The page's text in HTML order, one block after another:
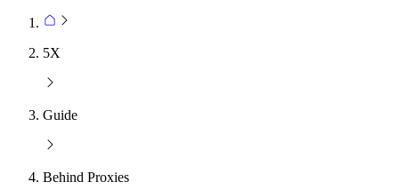
5X
Guide
Behind Proxies